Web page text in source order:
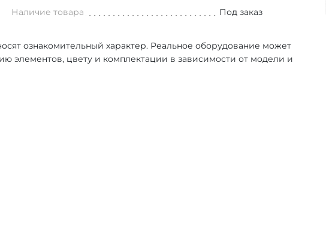
Наличие товара
Под заказ
ознакомительный характер. Реальное оборудование может
элементов, цвету и комплектации в зависимости от модели и